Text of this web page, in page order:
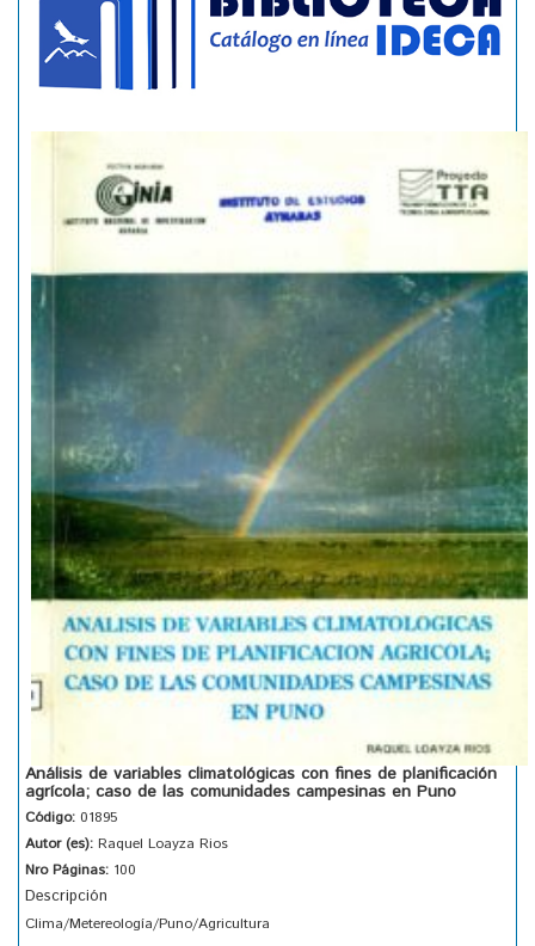
Análisis de variables climatológicas con fines de planificación
agrícola; caso de las comunidades campesinas en Puno
Código: 01895
Autor (es): Raquel Loayza Rios
Nro Páginas: 100
Descripción
Clima/Metereología/Puno/Agricultura